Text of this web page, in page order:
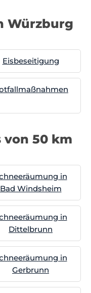
Würzburg
Eisbeseitigung
50 km
in
Bad Windsheim
in
Dittelbrunn
in
Gerbrunn